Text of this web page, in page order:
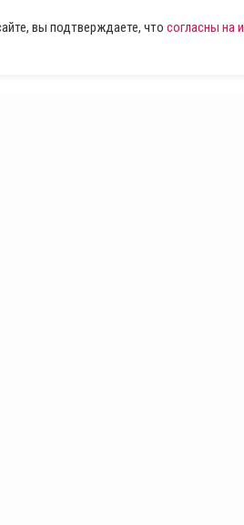
вы подтверждаете, что согласны на